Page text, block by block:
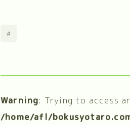
#
Warning: Trying to access
/home/afl/